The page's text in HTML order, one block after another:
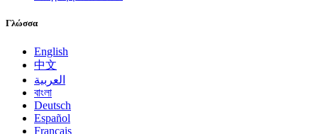
Γλώσσα
English
中文
العربية
বাংলা
Deutsch
Español
Français